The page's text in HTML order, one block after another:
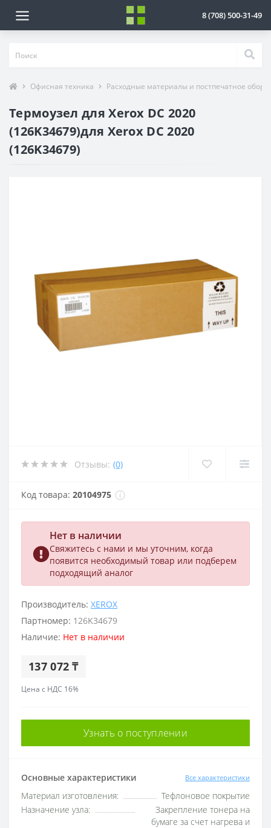
8 (708) 500-31-49
Офисная техника Расходные материалы и постпечатное
Термоузел для Xerox DC 2020
(126K34679)для Xerox DC 2020
(126K34679)
Отзывы: (0)
Код товара: 20104975
Нет в наличии
Свяжитесь с нами и мы уточним, когда
появится необходимый товар или подберем
подходящий аналог
Производитель: XEROX
Партномер: 126K34679
Наличие: Нет в наличии
137 072 ₸
Цена с НДС 16%
Узнать о поступлении
Основные характеристики Все характеристики
Материал изготовления:
Тефлоновое покрытие
Назначение узла:
Закрепление тонера на
бумаге за счет нагрева и